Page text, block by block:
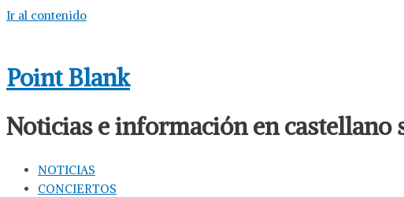
Ir al contenido
Point Blank
Noticias e información en castellano
NOTICIAS
CONCIERTOS